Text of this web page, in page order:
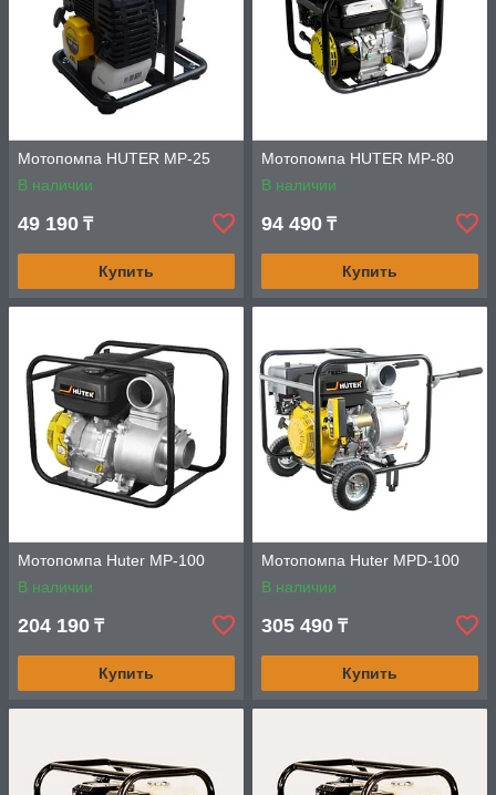
Мотопомпа HUTER MP-25
В наличии
49 190 ₸
Купить
Мотопомпа HUTER MP-80
В наличии
94 490 ₸
Купить
Мотопомпа Huter MP-100
В наличии
204 190 ₸
Купить
Мотопомпа Huter MPD-100
В наличии
305 490 ₸
Купить